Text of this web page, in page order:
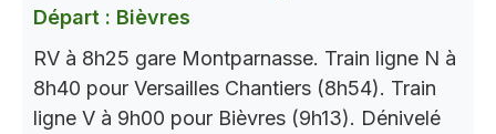
Départ : Bièvres
RV à 8h25 gare Montparnasse. Train ligne N à
8h40 pour Versailles Chantiers (8h54). Train
ligne V à 9h00 pour Bièvres (9h13). Dénivelé